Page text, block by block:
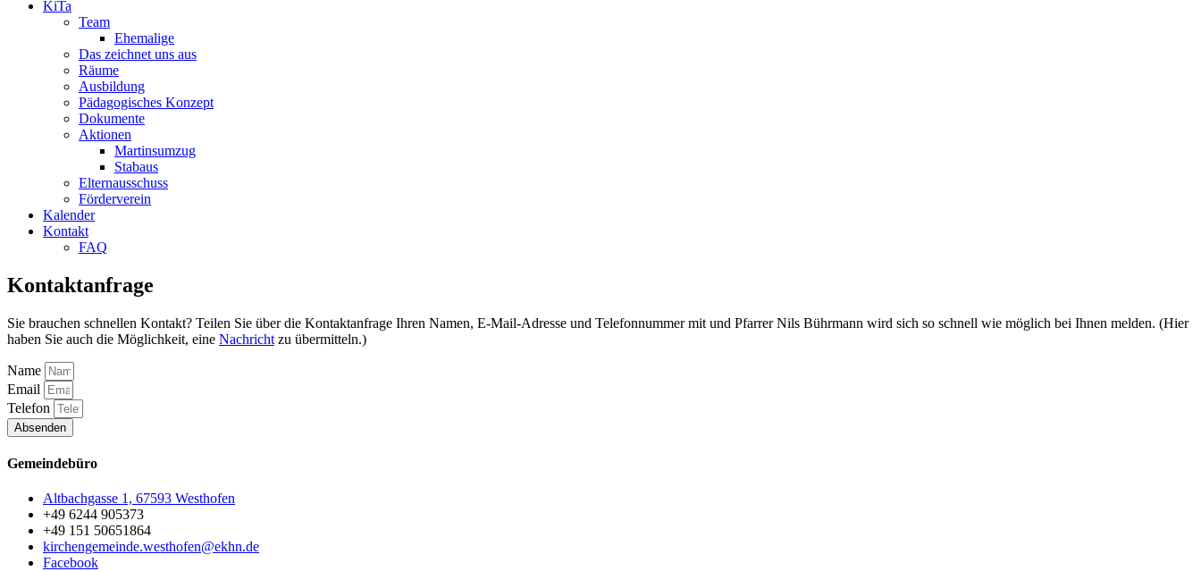
KiTa
Team
Ehemalige
Das zeichnet uns aus
Räume
Ausbildung
Pädagogisches Konzept
Dokumente
Aktionen
Martinsumzug
Stabaus
Elternausschuss
Förderverein
Kalender
Kontakt
FAQ
Kontaktanfrage
Sie brauchen schnellen Kontakt? Teilen Sie über die Kontaktanfrage Ihren Namen, E-Mail-Adresse und Telefonnummer mit und Pfarrer Nils Bührmann wird sich so schnell wie möglich bei Ihnen melden. (Hier
haben Sie auch die Möglichkeit, eine Nachricht zu übermitteln.)
Name
Email
Telefon
Absenden
Gemeindebüro
Altbachgasse 1, 67593 Westhofen
+49 6244 905373
+49 151 50651864
kirchengemeinde.westhofen@ekhn.de
Facebook